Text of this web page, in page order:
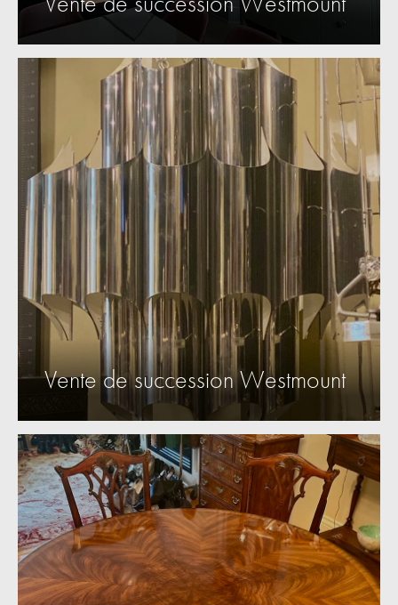
Vente de succession Westmount